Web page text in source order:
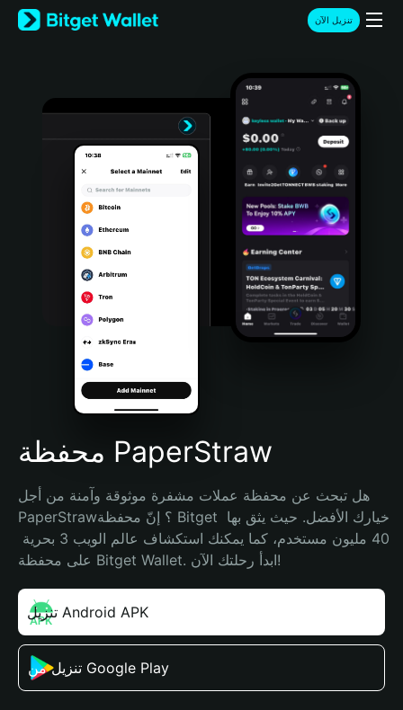
English
日本語
Türkçe
Português (Portugal)
Bahasa Indonesia
Português (Brasil)
Español (Argentina)
تنزيل الآن
محفظة PaperStraw
هل تبحث عن محفظة عملات مشفرة موثوقة وآمنة من أجل
PaperStraw؟ إنّ محفظة Bitget خيارك الأفضل. حيث يثق بها
على محفظة Bitget Wallet. ابدأ رحلتك الآن!
تنزيل Android APK
تنزيل من Google Play